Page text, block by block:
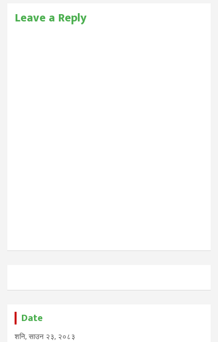
Leave a Reply
Date
शनि, साउन २३, २०८३